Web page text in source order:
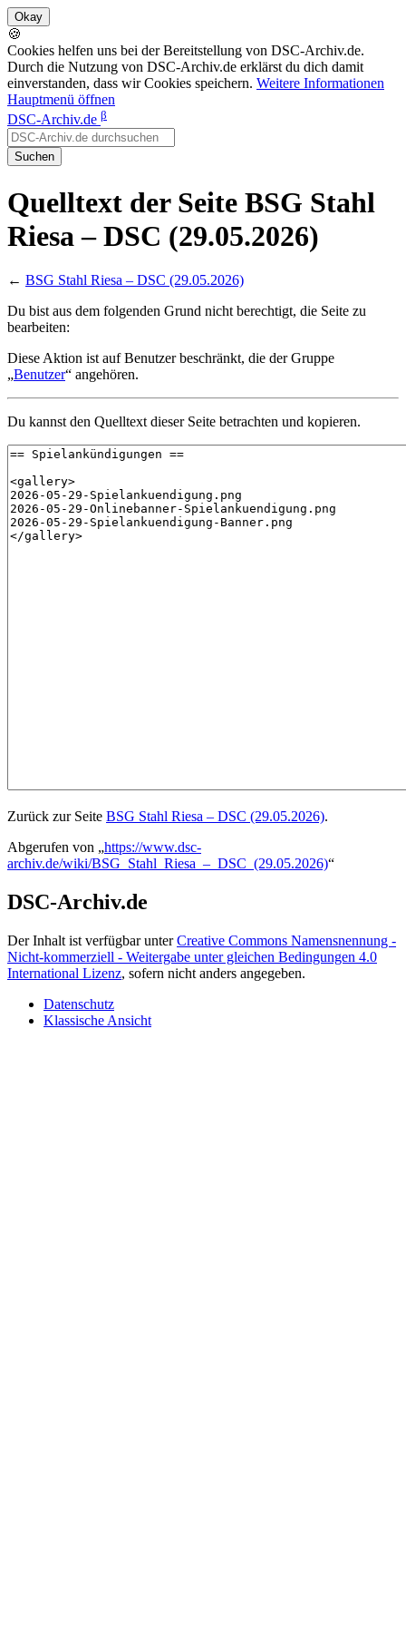
🍪
Cookies helfen uns bei der Bereitstellung von DSC-Archiv.de.
Durch die Nutzung von DSC-Archiv.de erklärst du dich damit
einverstanden, dass wir Cookies speichern. Weitere Informationen
Hauptmenü öffnen
DSC-Archiv.de β
Suchen
Quelltext der Seite BSG Stahl
Riesa – DSC (29.05.2026)
← BSG Stahl Riesa – DSC (29.05.2026)
Du bist aus dem folgenden Grund nicht berechtigt, die Seite zu
bearbeiten:
Diese Aktion ist auf Benutzer beschränkt, die der Gruppe
„Benutzer“ angehören.
Du kannst den Quelltext dieser Seite betrachten und kopieren.
Zurück zur Seite BSG Stahl Riesa – DSC (29.05.2026).
Abgerufen von „https://www.dsc-
archiv.de/wiki/BSG_Stahl_Riesa_–_DSC_(29.05.2026)“
DSC-Archiv.de
Der Inhalt ist verfügbar unterCreative Commons Namensnennung -
Nicht-kommerziell - Weitergabe unter gleichen Bedingungen 4.0
International Lizenz, sofern nicht anders angegeben.
Datenschutz
Klassische Ansicht